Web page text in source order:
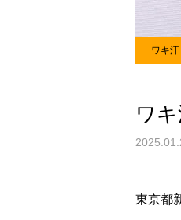
ワキ
ワ
東京都